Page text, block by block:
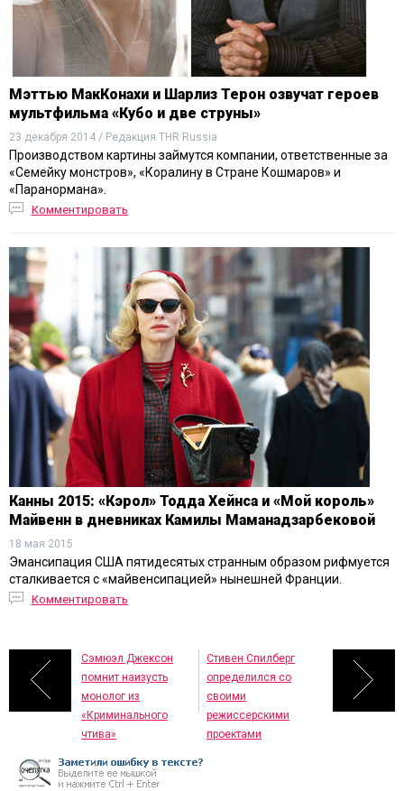
Мэттью МакКонахи и Шарлиз Терон озвучат героев
мультфильма «Кубо и две струны»
23 декабря 2014 / Редакция THR Russia
Производством картины займутся компании, ответственные за
«Семейку монстров», «Коралину в Стране Кошмаров» и
«Паранормана».
Комментировать
Канны 2015: «Кэрол» Тодда Хейнса и «Мой король»
Майвенн в дневниках Камилы Маманадзарбековой
18 мая 2015
Эмансипация США пятидесятых странным образом рифмуется
сталкивается с «майвенсипацией» нынешней Франции.
Комментировать
Сэмюэл Джексон
помнит наизусть
монолог из
«Криминального
чтива»
Стивен Спилберг
определился со
своими
режиссерскими
проектами